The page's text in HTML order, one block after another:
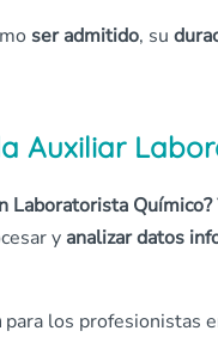
ser admitido, su
Auxiliar
Laboratorista Químico?
y analizar datos
para los profesionistas